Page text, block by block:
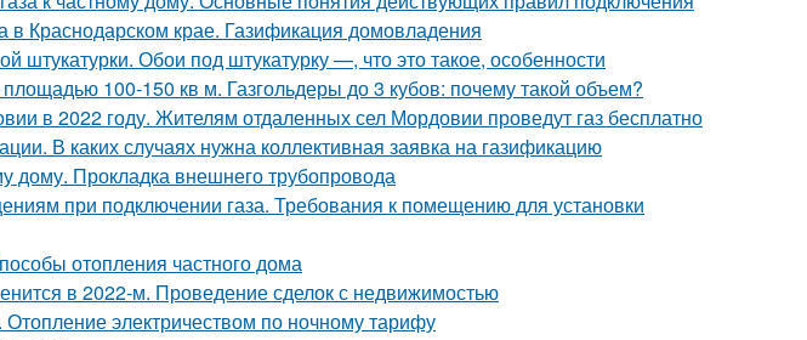
в Краснодарском крае. Газификация домовладения
штукатурки. Обои под штукатурку —, что это такое, особенности
100-150 кв м. Газгольдеры до 3 кубов: почему такой объем?
в 2022 году. Жителям отдаленных сел Мордовии проведут газ бесплатно
В каких случаях нужна коллективная заявка на газификацию
дому. Прокладка внешнего трубопровода
при подключении газа. Требования к помещению для установки
отопления частного дома
в 2022-м. Проведение сделок с недвижимостью
электричеством по ночному тарифу